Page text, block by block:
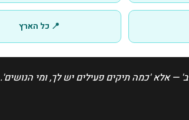
📍 כל הארץ
אלא 'כמה תיקים פעילים יש לך, ומי הנושים'.